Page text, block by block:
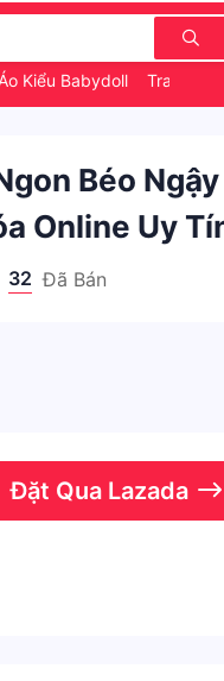
Kiểu Babydoll Trang
Béo
Online Uy
32 Đã Bán
Đặt Qua Lazada